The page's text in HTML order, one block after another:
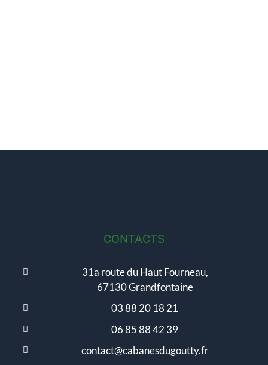
CONTACTS
31a route du Haut Fourneau,
67130 Grandfontaine
03 88 20 18 21
06 85 88 42 39
contact@cabanesdugoutty.fr